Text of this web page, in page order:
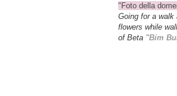
"Foto della
Going for a walk
flowers while
of Beta "Bim